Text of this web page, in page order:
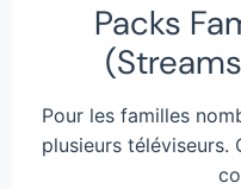
Packs
Pour les familles
plusieurs téléviseurs.